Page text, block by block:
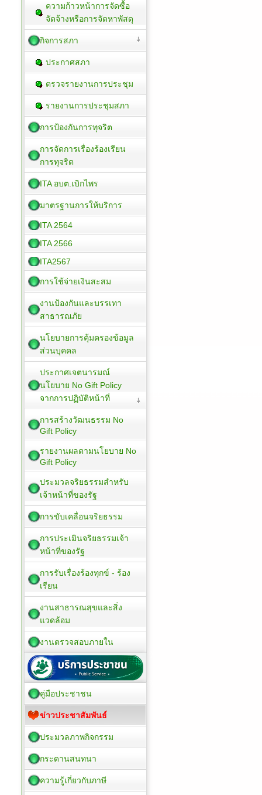
ความก้าวหน้าการจัดซื้อ
จัดจ้างหรือการจัดหาพัสดุ
กิจการสภา
ประกาศสภา
ตรวจรายงานการประชุม
รายงานการประชุมสภา
การป้องกันการทุจริต
การจัดการเรื่องร้องเรียน
การทุจริต
ITA อบต.เบิกไพร
มาตรฐานการให้บริการ
ITA 2564
ITA 2566
ITA2567
การใช้จ่ายเงินสะสม
งานป้องกันและบรรเทา
สาธารณภัย
นโยบายการคุ้มครองข้อมูล
ส่วนบุคคล
ประกาศเจตนารมณ์
นโยบาย No Gift Policy
จากการปฏิบัติหน้าที่
การสร้างวัฒนธรรม No
Gift Policy
รายงานผลตามนโยบาย No
Gift Policy
ประมวลจริยธรรมสำหรับ
เจ้าหน้าที่ของรัฐ
การขับเคลื่อนจริยธรรม
การประเมินจริยธรรมเจ้า
หน้าที่ของรัฐ
การรับเรื่องร้องทุกข์ - ร้อง
เรียน
งานสาธารณสุขและสิ่ง
แวดล้อม
งานตรวจสอบภายใน
คู่มือประชาชน
ข่าวประชาสัมพันธ์
ประมวลภาพกิจกรรม
กระดานสนทนา
ความรู้เกี่ยวกับภาษี